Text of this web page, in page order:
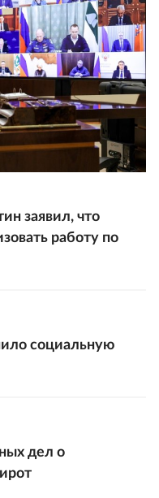
заявил, что
работу по
социальную
дел о